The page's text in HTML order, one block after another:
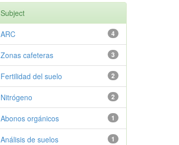
Subject
4
ARC
3
Zonas cafeteras
2
Fertilidad del suelo
2
Nitrógeno
1
Abonos orgánicos
1
Análisis de suelos